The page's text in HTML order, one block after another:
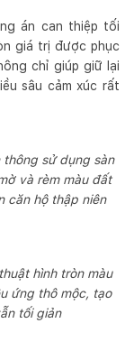
án can thiệp tối
giá trị được phục
chỉ giúp giữ lại
sâu cảm xúc rất
sử dụng sàn
và rèm màu đất
căn hộ thập niên
hình tròn màu
ứng thô mộc, tạo
tối giản